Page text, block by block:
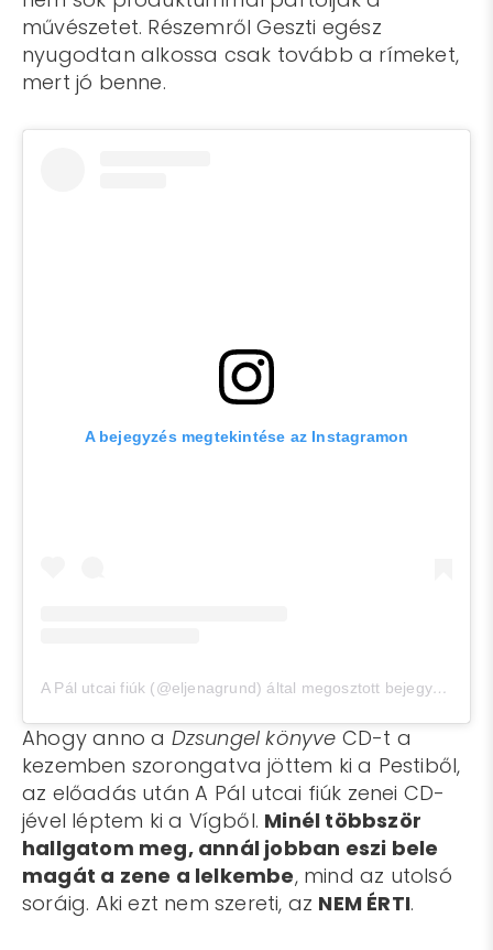
művészetet. Részemről Geszti egész
nyugodtan alkossa csak tovább a rímeket,
mert jó benne.
A bejegyzés megtekintése az Instagramon
A Pál utcai fiúk (@eljenagrund) által megosztott bejegyzés
Ahogy anno a Dzsungel könyve CD-t a
kezemben szorongatva jöttem ki a Pestiből,
az előadás után A Pál utcai fiúk zenei CD-
jével léptem ki a Vígből. Minél többször
hallgatom meg, annál jobban eszi bele
magát a zene a lelkembe, mind az utolsó
soráig. Aki ezt nem szereti, az NEM ÉRTI.